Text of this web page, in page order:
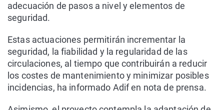
adecuación de pasos a nivel y elementos de
seguridad.
Estas actuaciones permitirán incrementar la
seguridad, la fiabilidad y la regularidad de las
circulaciones, al tiempo que contribuirán a reducir
los costes de mantenimiento y minimizar posibles
incidencias, ha informado Adif en nota de prensa.